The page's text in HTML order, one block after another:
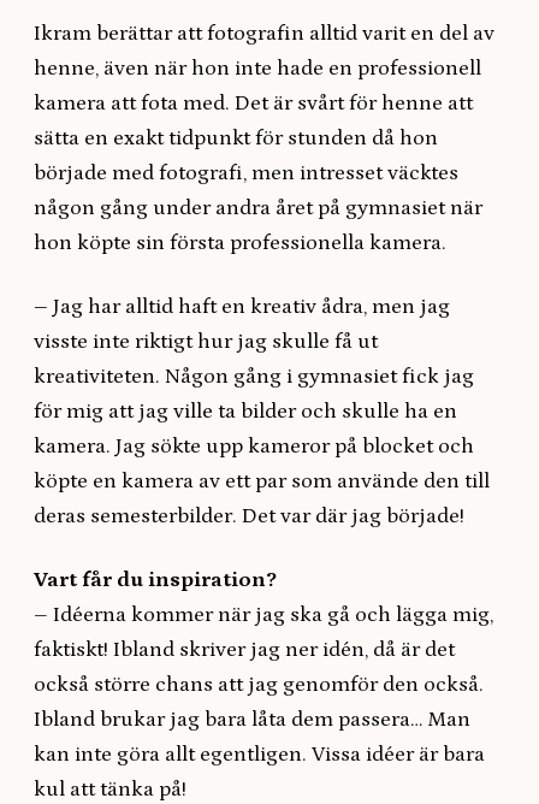
Ikram berättar att fotografin alltid varit en del av
henne, även när hon inte hade en professionell
kamera att fota med. Det är svårt för henne att
sätta en exakt tidpunkt för stunden då hon
började med fotografi, men intresset väcktes
någon gång under andra året på gymnasiet när
hon köpte sin första professionella kamera.
– Jag har alltid haft en kreativ ådra, men jag
visste inte riktigt hur jag skulle få ut
kreativiteten. Någon gång i gymnasiet fick jag
för mig att jag ville ta bilder och skulle ha en
kamera. Jag sökte upp kameror på blocket och
köpte en kamera av ett par som använde den till
deras semesterbilder. Det var där jag började!
Vart får du inspiration?
– Idéerna kommer när jag ska gå och lägga mig,
faktiskt! Ibland skriver jag ner idén, då är det
också större chans att jag genomför den också.
Ibland brukar jag bara låta dem passera… Man
kan inte göra allt egentligen. Vissa idéer är bara
kul att tänka på!